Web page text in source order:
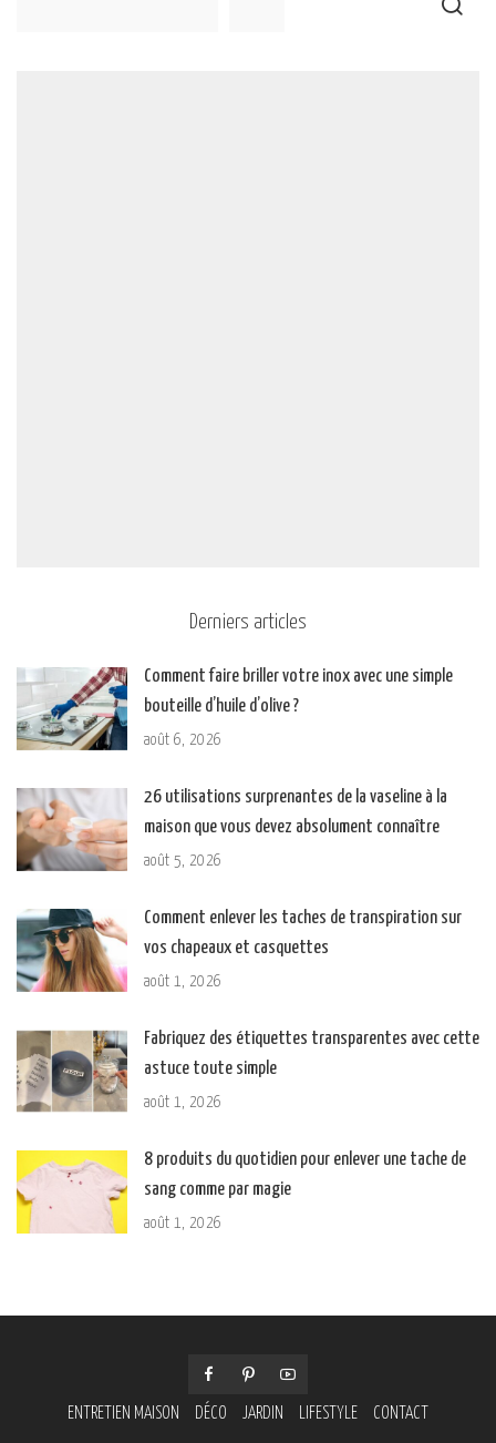
Derniers articles
Comment faire briller votre inox avec une simple
bouteille d’huile d’olive ?
août 6, 2026
26 utilisations surprenantes de la vaseline à la
maison que vous devez absolument connaître
août 5, 2026
Comment enlever les taches de transpiration sur
vos chapeaux et casquettes
août 1, 2026
Fabriquez des étiquettes transparentes avec cette
astuce toute simple
août 1, 2026
8 produits du quotidien pour enlever une tache de
sang comme par magie
août 1, 2026
ENTRETIEN MAISON DÉCO JARDIN LIFESTYLE CONTACT